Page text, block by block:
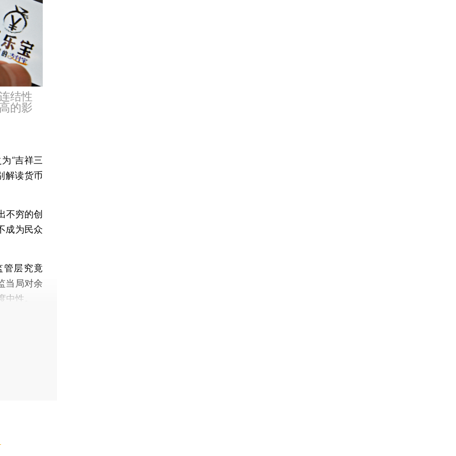
结性
的影
“吉祥三
解读货币
不穷的创
成为民众
层究竟
当局对余
性。